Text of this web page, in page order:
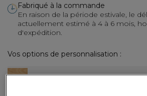
Fabriqué à la commande
En raison de la période estivale, le
actuellement estimé à 4 à 6 mois,
d'expédition.
Vos options de personnalisation :
Teinte de bois: Teinte naturelle (BL)